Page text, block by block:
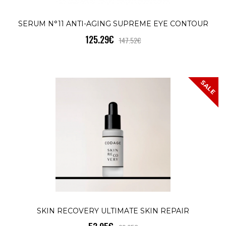
The Super Booster Men`s Libido +
КУПИ
VALENTINE'S TEAM SUPER
136.41€
VALENTINE'S TEAM: SUPER BOOSTER
MEN`S LIBIDO + ENDURANCE &
SERUM N°11 ANTI-AGING SUPREME EYE CONTOUR
125.29€ 147.52€
SALE
SKIN RECOVERY ULTIMATE SKIN REPAIR